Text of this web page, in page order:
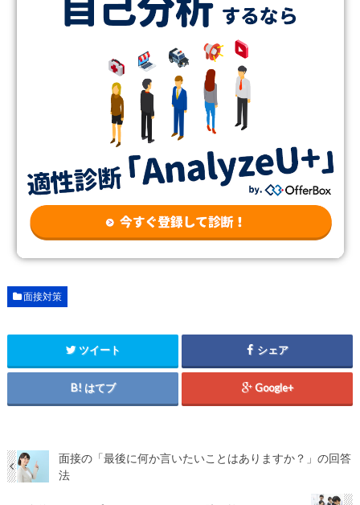
面接対策
ツイート シェア
はてブ Google+
面接の「最後に何か言いたいことはありますか？」の回答
法